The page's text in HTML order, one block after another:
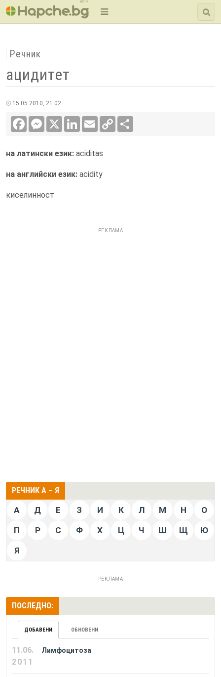
BETA
Речник
ацидитет
15.05.2010, 21:02
FacebookMessenger LinkedInEmail
Copy
Link
на латински език: aciditas
на английски език: acidity
киселинност
РЕКЛАМА
РЕЧНИК А – Я
А Д Е З И К Л М Н О
П Р С Ф Х Ц Ч Ш Щ Ю
Я
РЕКЛАМА
ПОСЛЕДНО:
ДОБАВЕНИ ОБНОВЕНИ
11.06.
2011
Лимфоцитоза